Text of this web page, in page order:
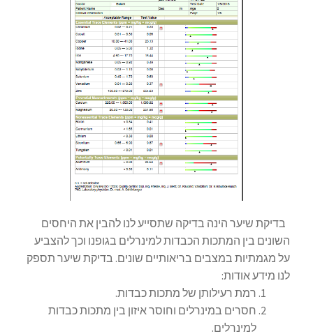
בדיקת שיער הינה בדיקה שתסייע לנו להבין את היחסים
השונים בין המתכות הכבדות למינרלים בגופנו וכך להצביע
על מגמתיות במצבים בריאותיים שונים. בדיקת שיער תספק
לנו מידע אודות:
רמת רעילותן של מתכות כבדות.
חסרים במינרלים וחוסר איזון בין מתכות כבדות
למינרלים.